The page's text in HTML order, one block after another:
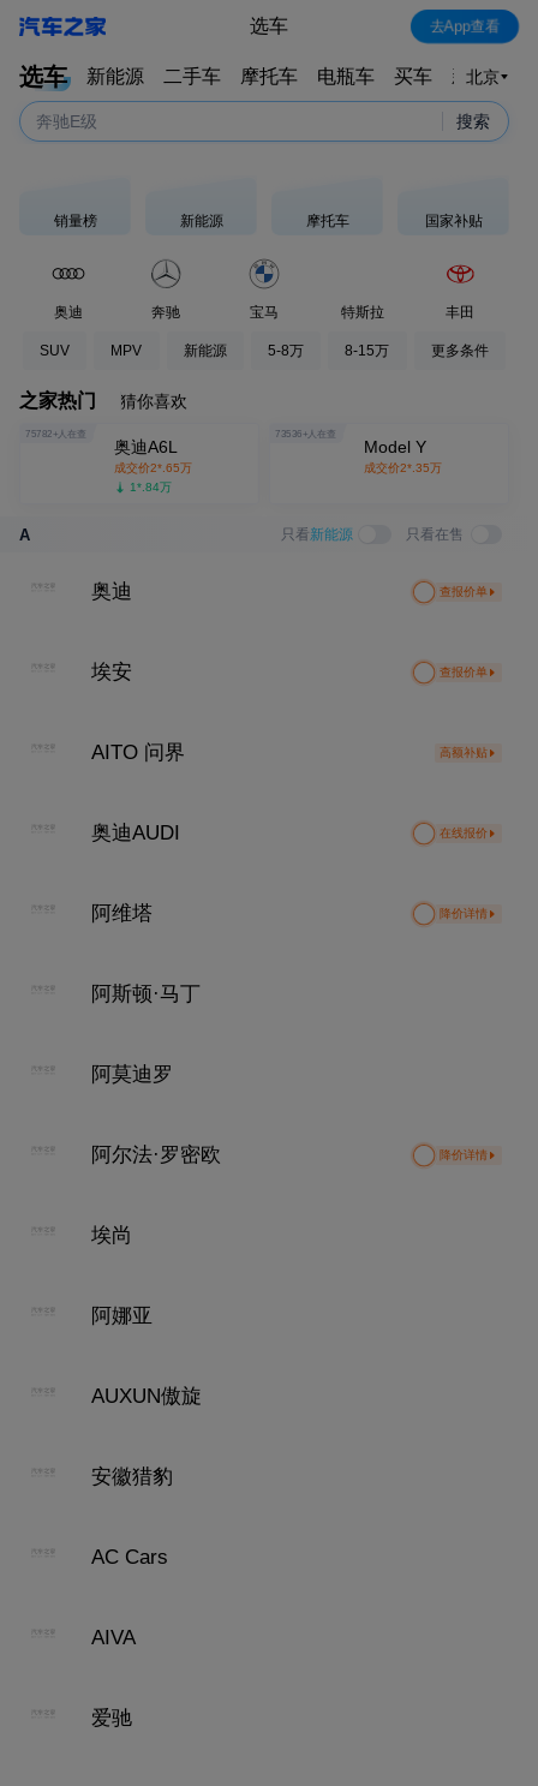
选车 去App查看
选车 新能源 二手车 摩托车 电瓶车 买车 新车特卖
北京
奥迪A6L
星愿
奔驰E级
搜索
销量榜 新能源 摩托车 国家补贴
奥迪 奔驰 宝马 特斯拉 丰田
SUV MPV 新能源 5-8万 8-15万 更多条件
之家热门 猜你喜欢
75782 +人在查
奥迪A6L
成交价2*.65万
1*.84万
73536 +人在查
Model Y
成交价2*.35万
3*.35万
只看新能源 只看在售
A
奥迪 查报价单
埃安 查报价单
AITO 问界 高额补贴
奥迪AUDI 在线报价
阿维塔 降价详情
阿斯顿·马丁
阿莫迪罗
阿尔法·罗密欧 降价详情
埃尚
阿娜亚
AUXUN傲旋
安徽猎豹
AC Cars
AIVA
爱驰